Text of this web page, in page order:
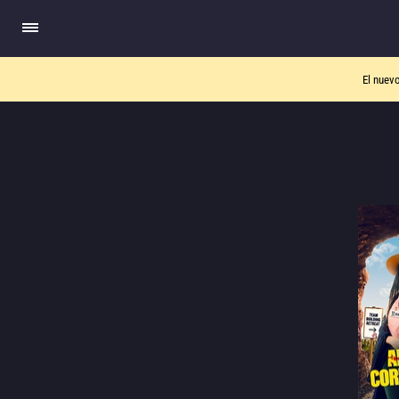
El